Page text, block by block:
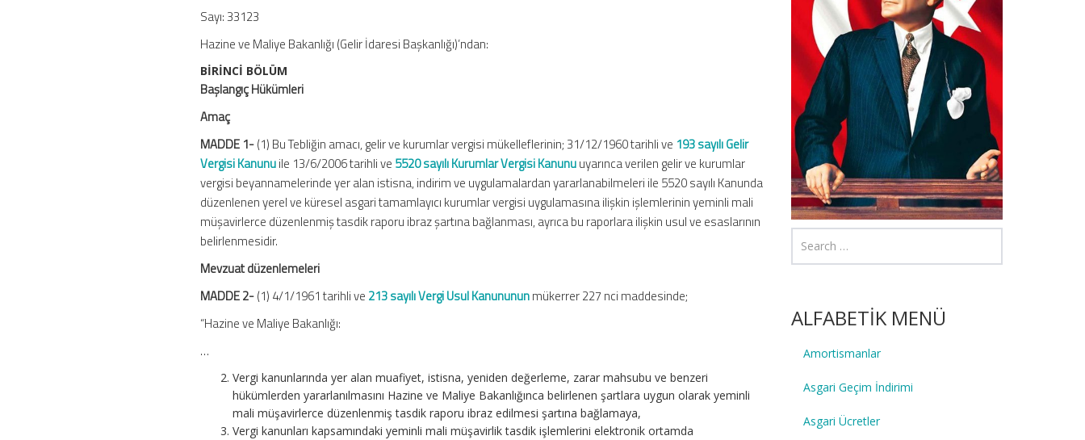
Sayı: 33123
Hazine ve Maliye Bakanlığı (Gelir İdaresi Başkanlığı)’ndan:
BİRİNCİ BÖLÜM
Başlangıç Hükümleri
Amaç
MADDE 1-(1) Bu Tebliğin amacı, gelir ve kurumlar vergisi mükelleflerinin; 31/12/1960 tarihli ve 193 sayılı Gelir
Vergisi Kanunuile 13/6/2006 tarihli ve 5520 sayılı Kurumlar Vergisi Kanunuuyarınca verilen gelir ve kurumlar
vergisi beyannamelerinde yer alan istisna, indirim ve uygulamalardan yararlanabilmeleri ile 5520 sayılı Kanunda
düzenlenen yerel ve küresel asgari tamamlayıcı kurumlar vergisi uygulamasına ilişkin işlemlerinin yeminli mali
müşavirlerce düzenlenmiş tasdik raporu ibraz şartına bağlanması, ayrıca bu raporlara ilişkin usul ve esaslarının
belirlenmesidir.
Mevzuat düzenlemeleri
MADDE 2-(1) 4/1/1961 tarihli ve 213 sayılı Vergi Usul Kanunununmükerrer 227 nci maddesinde;
“Hazine ve Maliye Bakanlığı:
…
Vergi kanunlarında yer alan muafiyet, istisna, yeniden değerleme, zarar mahsubu ve benzeri
hükümlerden yararlanılmasını Hazine ve Maliye Bakanlığınca belirlenen şartlara uygun olarak yeminli
mali müşavirlerce düzenlenmiş tasdik raporu ibraz edilmesi şartına bağlamaya,
Vergi kanunları kapsamındaki yeminli mali müşavirlik tasdik işlemlerini elektronik ortamda
ALFABETİK MENÜ
Amortismanlar
Asgari Geçim İndirimi
Asgari Ücretler